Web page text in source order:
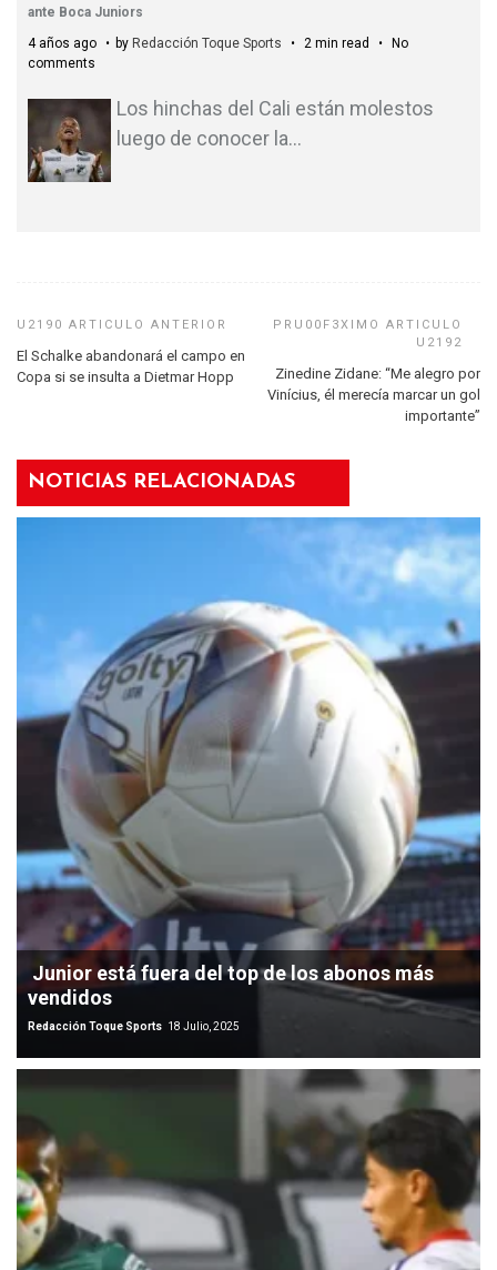
ante Boca Juniors
4 años ago
by Redacción Toque Sports 2 min read
No
comments
Los hinchas del Cali están molestos
luego de conocer la…
El Schalke abandonará el campo en
Copa si se insulta a Dietmar Hopp
Zinedine Zidane: “Me alegro por
Vinícius, él merecía marcar un gol
importante”
NOTICIAS RELACIONADAS
Junior está fuera del top de los abonos más
vendidos
Redacción Toque Sports 18 Julio, 2025